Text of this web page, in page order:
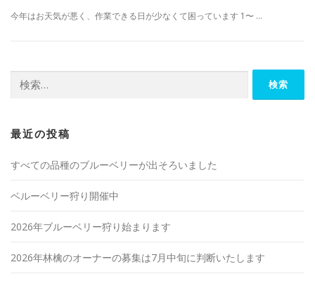
今年はお天気が悪く、作業できる日が少なくて困っています 1〜 …
索:
最近の投稿
すべての品種のブルーベリーが出そろいました
ベルーベリー狩り開催中
2026年ブルーベリー狩り始まります
2026年林檎のオーナーの募集は7月中旬に判断いたします